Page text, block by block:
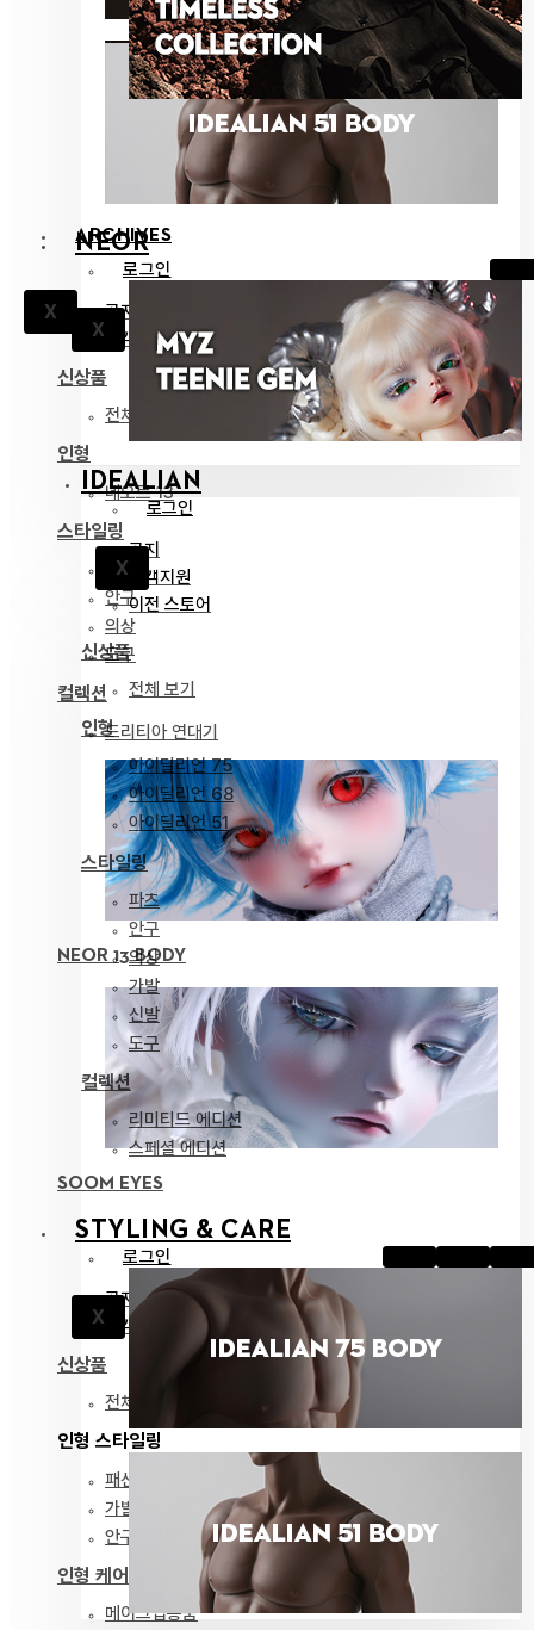
ARCHIVES
X
NEOR
로그인
X
공지
고객지원
신상품
전체 보기
인형
네오르 13
스타일링
파츠
안구
의상
도구
컬렉션
드리티아 연대기
NEOR 13 BODY
SOOM EYES
STYLING & CARE
로그인
X
공지
고객지원
신상품
전체 보기
인형 스타일링
패션
가발
안구
인형 케어
메이크업용품
IDEALIAN
로그인
X
공지
고객지원
이전 스토어
신상품
전체 보기
인형
아이딜리언 75
아이딜리언 68
아이딜리언 51
스타일링
파츠
안구
의상
가발
신발
도구
컬렉션
리미티드 에디션
스페셜 에디션